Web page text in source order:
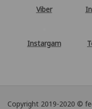
Viber
Instargam
Copyright 2019-2020 ©